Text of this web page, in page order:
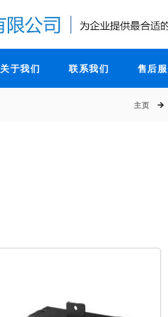
关于我们 联系我们 售后
主页